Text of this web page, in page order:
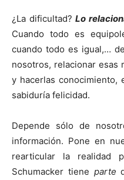
¿La dificultad?Lo
Cuando todo es
cuando todo es igual,…
nosotros, relacionar esas
y hacerlas conocimiento,
sabiduría felicidad.
Depende sólo de
información. Pone en
rearticular la realidad
Schumacker tiene parte